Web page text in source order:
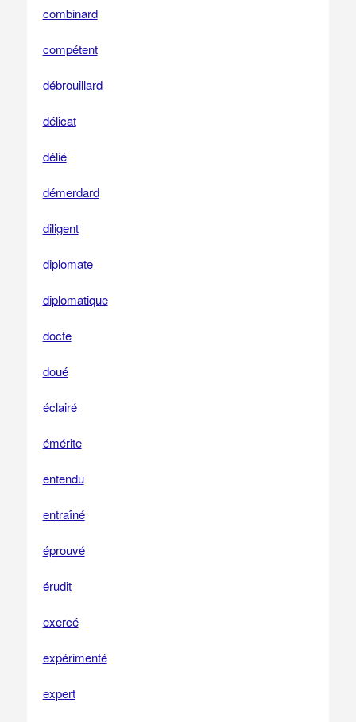
combinard
compétent
débrouillard
délicat
délié
démerdard
diligent
diplomate
diplomatique
docte
doué
éclairé
émérite
entendu
entraîné
éprouvé
érudit
exercé
expérimenté
expert